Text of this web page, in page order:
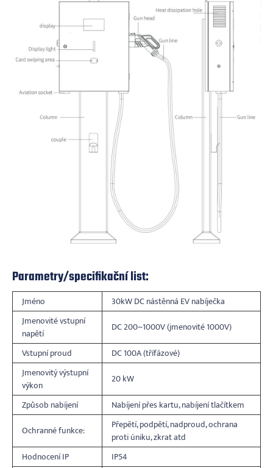
Parametry/specifikační list:
Jméno
30kW DC nástěnná EV nabíječka
Jmenovité vstupní
napětí
DC 200~1000V (jmenovité 1000V)
Vstupní proud
DC 100A (třífázové)
Jmenovitý výstupní
výkon
20 kW
Způsob nabíjení
Nabíjení přes kartu, nabíjení tlačítkem
Ochranné funkce:
Přepětí, podpětí, nadproud, ochrana
proti úniku, zkrat atd
Hodnocení IP
IP54